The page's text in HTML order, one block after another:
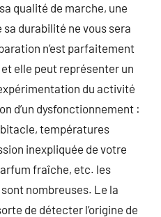
qualité de marche, une
durabilité ne vous sera
n’est parfaitement
et elle peut représenter un
du activité
d’un dysfonctionnement :
températures
inexpliquée de votre
fraîche, etc. les
sont nombreuses. Le la
de détecter l’origine de